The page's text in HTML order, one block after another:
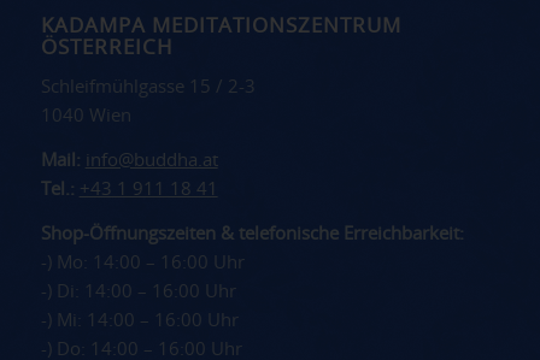
KADAMPA MEDITATIONSZENTRUM
ÖSTERREICH
Schleifmühlgasse 15 / 2-3
1040 Wien
Mail: info@buddha.at
Tel.: +43 1 911 18 41
Shop-Öffnungszeiten & telefonische Erreichbarkeit:
-) Mo: 14:00 – 16:00 Uhr
-) Di: 14:00 – 16:00 Uhr
-) Mi: 14:00 – 16:00 Uhr
-) Do: 14:00 – 16:00 Uhr